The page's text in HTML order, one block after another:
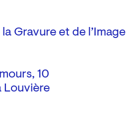
Gravure et de l’Image
10
Louvière